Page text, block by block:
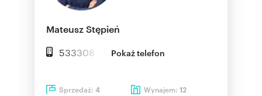
Mateusz Stępień
533308 Pokaż telefon
Sprzedaż: 4 Wynajem: 12